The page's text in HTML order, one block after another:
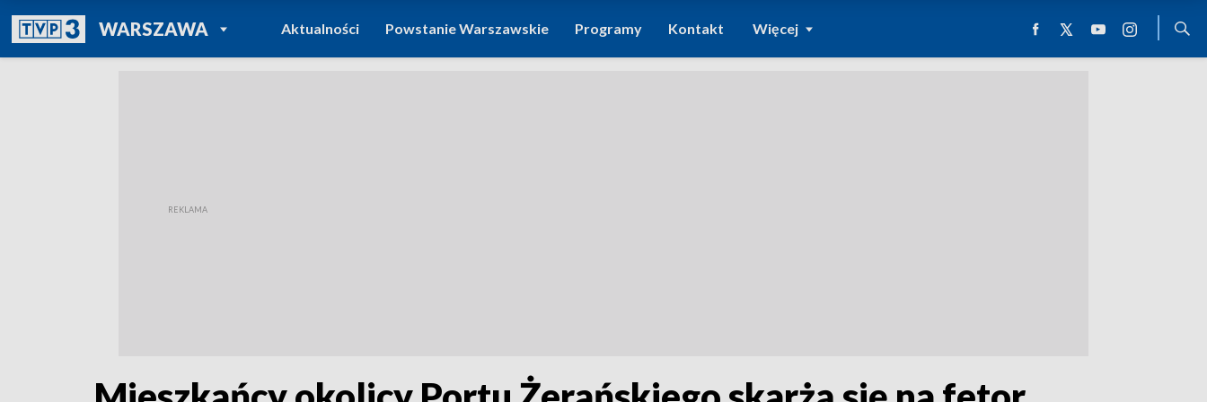
WARSZAWAPOWRÓT DO
TVP REGIONY
Aktualności Powstanie Warszawskie Programy Kontakt Więcej